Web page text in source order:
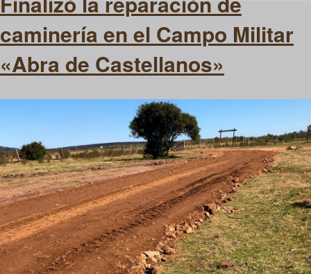
caminería en el Campo Militar
«Abra de Castellanos»